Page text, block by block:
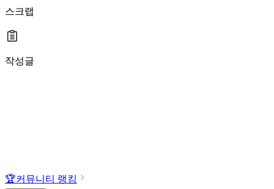
스크랩
작성글
🏆커뮤니티 랭킹